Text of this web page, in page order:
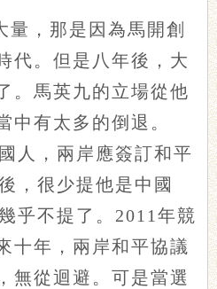
量，那是因為馬開創
代。但是八年後，大
。馬英九的立場從他
中有太多的倒退。
人，兩岸應簽訂和平
，很少提他是中國
乎不提了。2011年競
十年，兩岸和平協議
無從迴避。可是當選